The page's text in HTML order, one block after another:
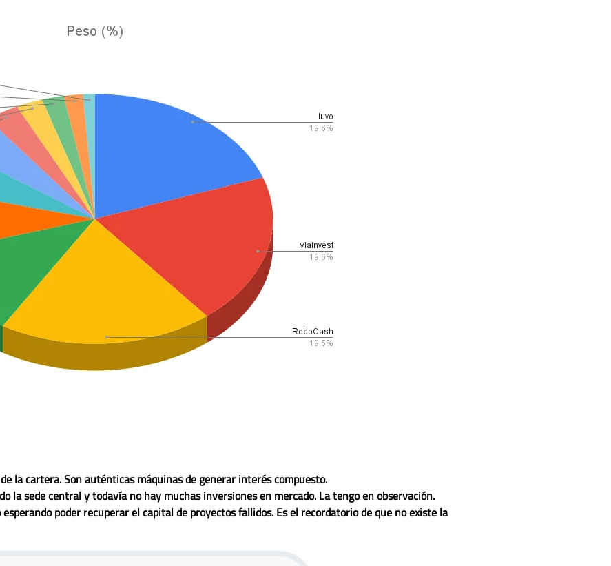
la cartera. Son auténticas máquinas de generar interés compuesto.
la sede central y todavía no hay muchas inversiones en mercado. La tengo en observación.
poder recuperar el capital de proyectos fallidos. Es el recordatorio de que no existe la